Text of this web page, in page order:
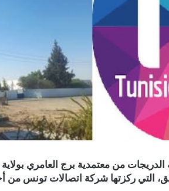
جوان 2026، بمنطقة الدريجات من معتمدية برج العامري
التي ركزتها شركة اتصالات تونس